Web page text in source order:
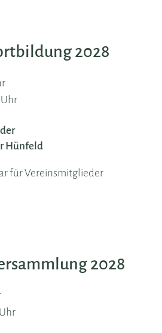
2028
Uhr
Hünfeld
für Vereinsmitglieder
2028